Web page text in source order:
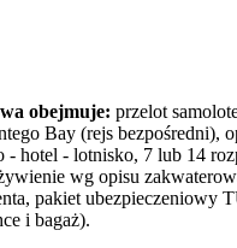
obejmuje: przelot
Bay (rejs bezpośredni),
- hotel - lotnisko, 7 lub 14
wg opisu
pakiet ubezpieczeniowy
i bagaż).